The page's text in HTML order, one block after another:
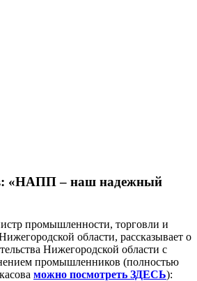
«НАПП – наш надежный
промышленности, торговли и
области, рассказывает о
Нижегородской области с
промышленников (полностью
можно посмотреть ЗДЕСЬ):